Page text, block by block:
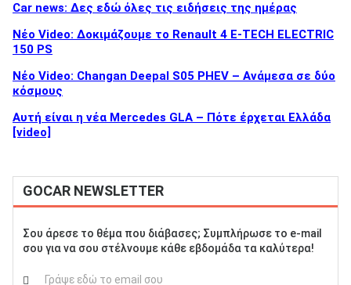
Car news: Δες εδώ όλες τις ειδήσεις της ημέρας
Νέο Video: Δοκιμάζουμε το Renault 4 E-TECH ELECTRIC
150 PS
Νέο Video: Changan Deepal S05 PHEV – Ανάμεσα σε δύο
κόσμους
Αυτή είναι η νέα Mercedes GLA – Πότε έρχεται Ελλάδα
[video]
GOCAR NEWSLETTER
Σου άρεσε το θέμα που διάβασες; Συμπλήρωσε το e-mail
σου για να σου στέλνουμε κάθε εβδομάδα τα καλύτερα!